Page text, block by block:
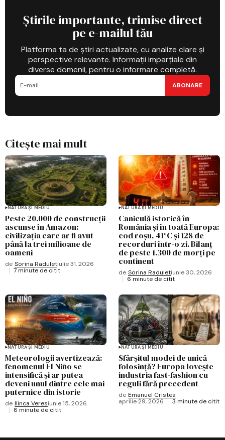
Știrile importante, trimise direct
pe e-mailul tău
Platforma ta de știri actualizate, cu analize clare și
perspective relevante. Informații imparțiale din
diverse domenii, pentru o informare completă.
ABONARE
Citește mai mult
NATURĂ ȘI MEDIU
Peste 20.000 de construcții
ascunse în Amazon:
civilizația care ar fi avut
până la trei milioane de
oameni
de Sorina Raduletiulie 31, 2026
7 minute de citit
NATURĂ ȘI MEDIU
Caniculă istorică în
România și în toată Europa:
cod roșu, 41°C și 128 de
recorduri într-o zi. Bilanț
de peste 1.300 de morți pe
continent
de Sorina Raduletiunie 30, 2026
6 minute de citit
NATURĂ ȘI MEDIU
Meteorologii avertizează:
fenomenul El Niño se
intensifică și ar putea
deveni unul dintre cele mai
puternice din istorie
de Ilinca Veresiunie 15, 2026
8 minute de citit
NATURĂ ȘI MEDIU
Sfârșitul modei de unică
folosință? Europa lovește
industria fast-fashion cu
reguli fără precedent
de Emanuel Cristea
aprilie 29, 2026
3 minute de citit